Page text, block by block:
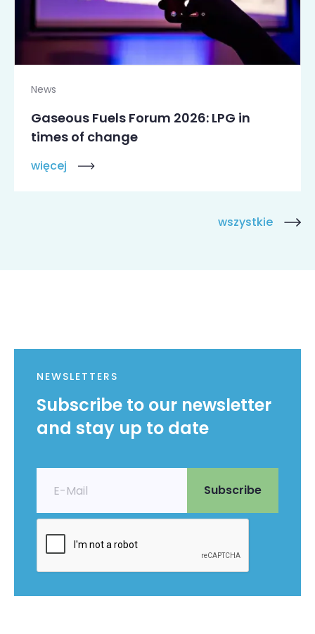
News
Gaseous Fuels Forum 2026: LPG in
times of change
więcej
wszystkie
NEWSLETTERS
Subscribe to our newsletter
and stay up to date